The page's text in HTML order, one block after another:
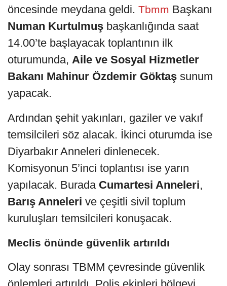
öncesinde meydana geldi. Tbmm Başkanı
Numan Kurtulmuş başkanlığında saat
14.00’te başlayacak toplantının ilk
oturumunda, Aile ve Sosyal Hizmetler
Bakanı Mahinur Özdemir Göktaş sunum
yapacak.
Ardından şehit yakınları, gaziler ve vakıf
temsilcileri söz alacak. İkinci oturumda ise
Diyarbakır Anneleri dinlenecek.
Komisyonun 5’inci toplantısı ise yarın
yapılacak. Burada Cumartesi Anneleri,
Barış Anneleri ve çeşitli sivil toplum
kuruluşları temsilcileri konuşacak.
Meclis önünde güvenlik artırıldı
Olay sonrası TBMM çevresinde güvenlik